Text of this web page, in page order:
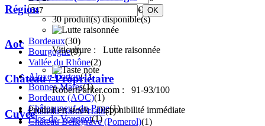
€ OK
Région
Bordeaux(30)
Bourgogne(9)
Vallée du Rhône(2)
Aoc
Aloxe-Corton(1)
Bonnes-Mares(1)
Bordeaux (AOC)(1)
Châteauneuf-du-Pape(1)
Clos-de-Vougeot(1)
Château / Propriétaire
Château Barde-Haut(1)
Château Bellegrave (Pomerol)(1)
Cuvée
30 produit(s) disponible(s)
Viticulture : Lutte raisonnée
RobertParker.com :
91-93/100
Produit en stock - Disponibilité immédiate